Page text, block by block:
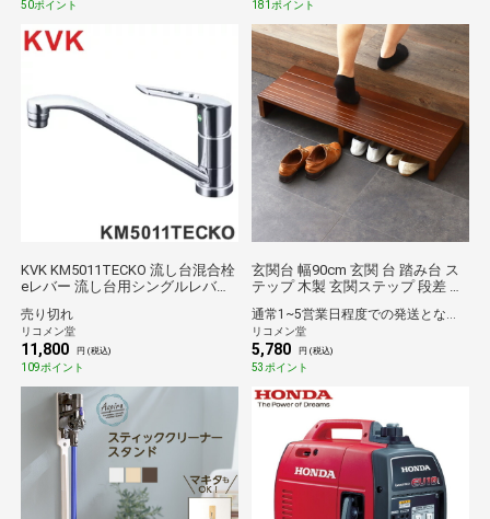
[ホワイトウォッシュ]
50ポイント 181ポイント
KVK KM5011TECKO 流し台混合栓
eレバー 流し台用シングルレバー
series キッチン用 混合水栓 キッ
チン 台所 水栓 蛇口【送料無料】
売り切れ
リコメン堂
11,800 円 (税込)
109ポイント
玄関台 幅90cm 玄関 台 踏み台 ス
テップ 木製 玄関ステップ 段差 軽
【送料無料】
リコメン堂
5,780 円 (税込)
53ポイント